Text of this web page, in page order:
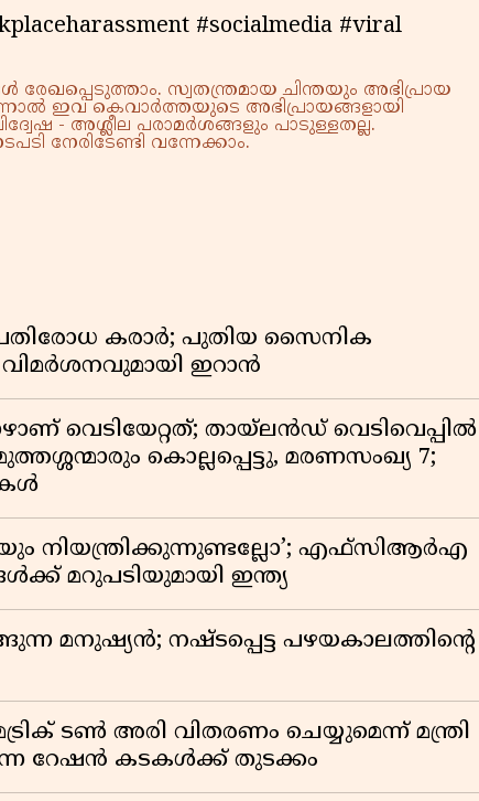
#socialmedia #viral
സ്വതന്ത്രമായ ചിന്തയും അഭിപ്രായ
ഇവ കെവാർത്തയുടെ അഭിപ്രായങ്ങളായി
- അശ്ലീല പരാമർശങ്ങളും പാടുള്ളതല്ല.
നേരിടേണ്ടി വന്നേക്കാം.
കരാർ; പുതിയ സൈനിക
വിമർശനവുമായി ഇറാൻ
വെടിയേറ്റത്; തായ്‌ലൻഡ് വെടിവെപ്പിൽ
കൊല്ലപ്പെട്ടു, മരണസംഖ്യ 7;
നിയന്ത്രിക്കുന്നുണ്ടല്ലോ’; എഫ്സിആർഎ
മറുപടിയുമായി ഇന്ത്യ
മനുഷ്യൻ; നഷ്ടപ്പെട്ട പഴയകാലത്തിൻ്റെ
ടൺ അരി വിതരണം ചെയ്യുമെന്ന് മന്ത്രി
റേഷൻ കടകൾക്ക് തുടക്കം